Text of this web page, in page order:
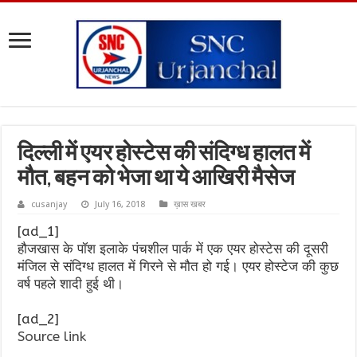
दिल्ली में एयर होस्टेस की संदिग्ध हालत में
मौत, बहन को भेजा था ये आखिरी मैसेज
cusanjay July 16, 2018 ख़ास खबर
[ad_1]
हौजखास के पॉश इलाके पंचशील पार्क में एक एयर होस्टेस की दूसरी
मंजिल से संदिग्ध हालत में गिरने से मौत हो गई। एयर होस्टेज की कुछ
वर्ष पहले शादी हुई थी।
[ad_2]
Source link